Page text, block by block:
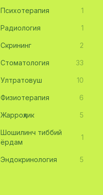
Психотерапия 1
Радиология 1
Скрининг 2
Стоматология 33
Ултратовуш 10
Физиотерапия 6
Жарроҳлик 5
Шошилинч тиббий
ёрдам
1
Эндокринология 5